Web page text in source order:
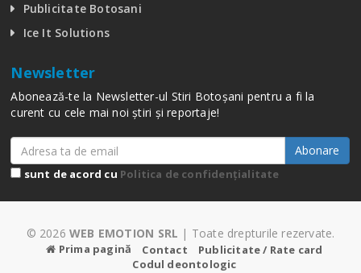
Publicitate Botosani
Ice It Solutions
Newsletter
Abonează-te la Newsletter-ul Stiri Botoșani pentru a fi la
curent cu cele mai noi știri și reportaje!
Abonare
sunt de acord cu Politica de confidențialitate
© 2026 WEB EMOTION SRL | Toate drepturile rezervate.
Prima pagină Contact
Publicitate / Rate card
Codul deontologic